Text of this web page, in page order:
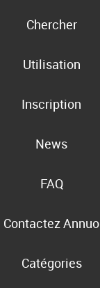
Chercher
Utilisation
Inscription
News
FAQ
Contactez Annuo
Catégories